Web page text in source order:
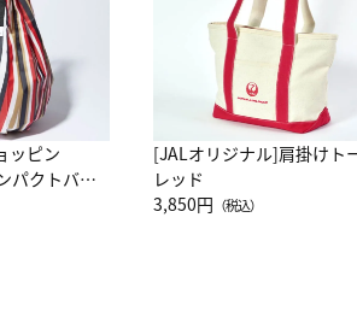
ッピン
パクトバッ
務員
[JALオリジナル]肩掛けト
レッド
3,850円 （税込）